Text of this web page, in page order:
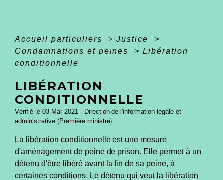
Accueil particuliers > Justice
>
Condamnations et peines
> Libération
conditionnelle
LIBÉRATION
CONDITIONNELLE
Vérifié le 03 Mar 2021 - Direction de l'information légale et
administrative (Première ministre)
La libération conditionnelle est une mesure
d'aménagement de peine de prison. Elle permet à un
détenu d'être libéré avant la fin de sa peine, à
certaines conditions. Le détenu qui veut la libération